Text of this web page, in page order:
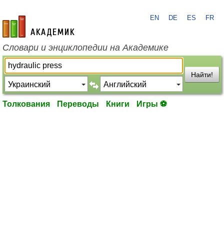
academic.ru
EN DE ES FR
Словари и энциклопедии на Академике
Найти!
Толкования Переводы Книги Игры ⚽